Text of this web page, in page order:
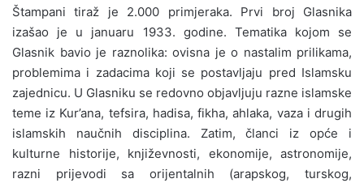
Štampani tiraž je 2.000 primjeraka. Prvi broj Glasnika
izašao je u januaru 1933. godine. Tematika kojom se
Glasnik bavio je raznolika: ovisna je o nastalim prilikama,
problemima i zadacima koji se postavljaju pred Islamsku
zajednicu. U Glasniku se redovno objavljuju razne islamske
teme iz Kur’ana, tefsira, hadisa, fikha, ahlaka, vaza i drugih
islamskih naučnih disciplina. Zatim, članci iz opće i
kulturne historije, književnosti, ekonomije, astronomije,
razni prijevodi sa orijentalnih (arapskog, turskog,